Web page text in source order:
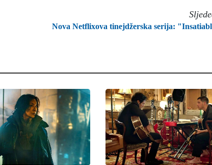
Nova Netflixova tinejdžerska serija: